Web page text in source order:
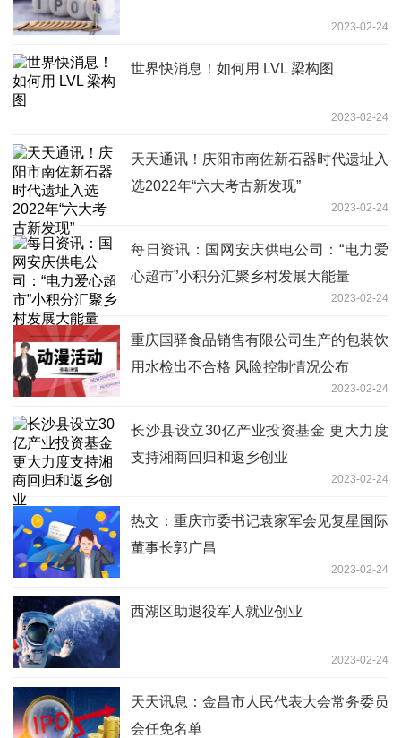
2023-02-24
世界快消息！如何用 LVL 梁构图
2023-02-24
天天通讯！庆阳市南佐新石器时代遗址入
选2022年“六大考古新发现”
2023-02-24
每日资讯：国网安庆供电公司：“电力爱
心超市”小积分汇聚乡村发展大能量
2023-02-24
重庆国驿食品销售有限公司生产的包装饮
用水检出不合格 风险控制情况公布
2023-02-24
长沙县设立30亿产业投资基金 更大力度
支持湘商回归和返乡创业
2023-02-24
热文：重庆市委书记袁家军会见复星国际
董事长郭广昌
2023-02-24
西湖区助退役军人就业创业
2023-02-24
天天讯息：金昌市人民代表大会常务委员
会任免名单